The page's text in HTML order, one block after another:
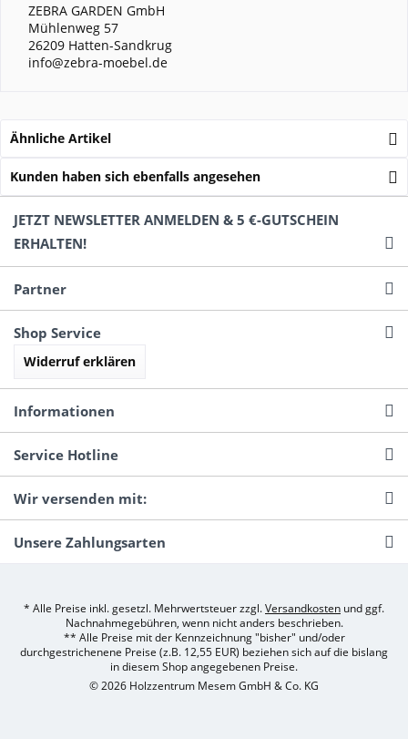
ZEBRA GARDEN GmbH
Mühlenweg 57
26209 Hatten-Sandkrug
info@zebra-moebel.de
Ähnliche Artikel
Kunden haben sich ebenfalls angesehen
JETZT NEWSLETTER ANMELDEN & 5 €-GUTSCHEIN
ERHALTEN!
Partner
Shop Service
Widerruf erklären
Informationen
Service Hotline
Wir versenden mit:
Unsere Zahlungsarten
* Alle Preise inkl. gesetzl. Mehrwertsteuer zzgl.Versandkosten und ggf.
Nachnahmegebühren, wenn nicht anders beschrieben.
** Alle Preise mit der Kennzeichnung "bisher" und/oder
durchgestrichenene Preise (z.B. 12,55 EUR) beziehen sich auf die bislang
in diesem Shop angegebenen Preise.
© 2026 Holzzentrum Mesem GmbH & Co. KG